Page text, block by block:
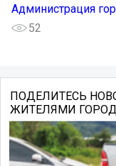
Администрация
52
ПОДЕЛИТЕСЬ
ЖИТЕЛЯМИ